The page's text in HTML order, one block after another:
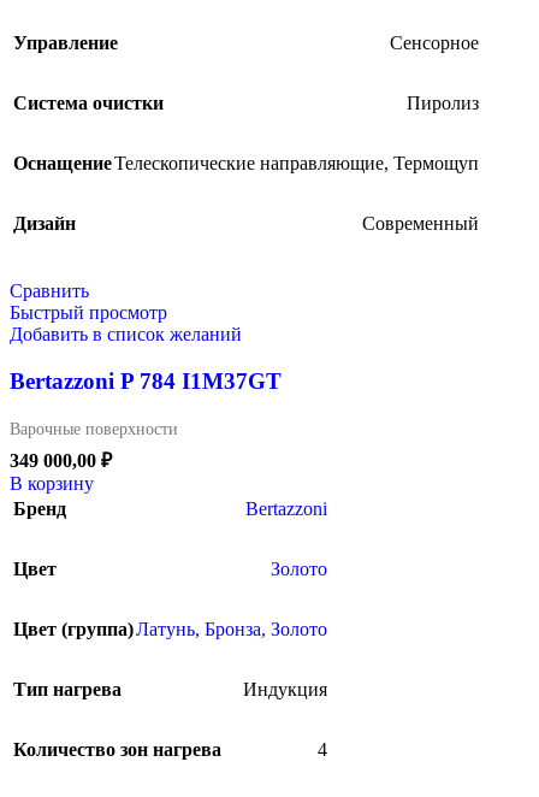
Управление Сенсорное
Система очистки Пиролиз
ОснащениеТелескопические направляющие, Термощуп
Дизайн Современный
Сравнить
Быстрый просмотр
Добавить в список желаний
Bertazzoni P 784 I1M37GT
Варочные поверхности
349 000,00 ₽
В корзину
Бренд
Bertazzoni
Цвет Золото
Цвет (группа)Латунь, Бронза, Золото
Тип нагрева Индукция
Количество зон нагрева 4